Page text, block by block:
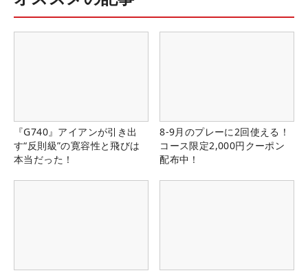
『G740』アイアンが引き出
す“反則級”の寛容性と飛びは
本当だった！
8-9月のプレーに2回使える！
コース限定2,000円クーポン
配布中！